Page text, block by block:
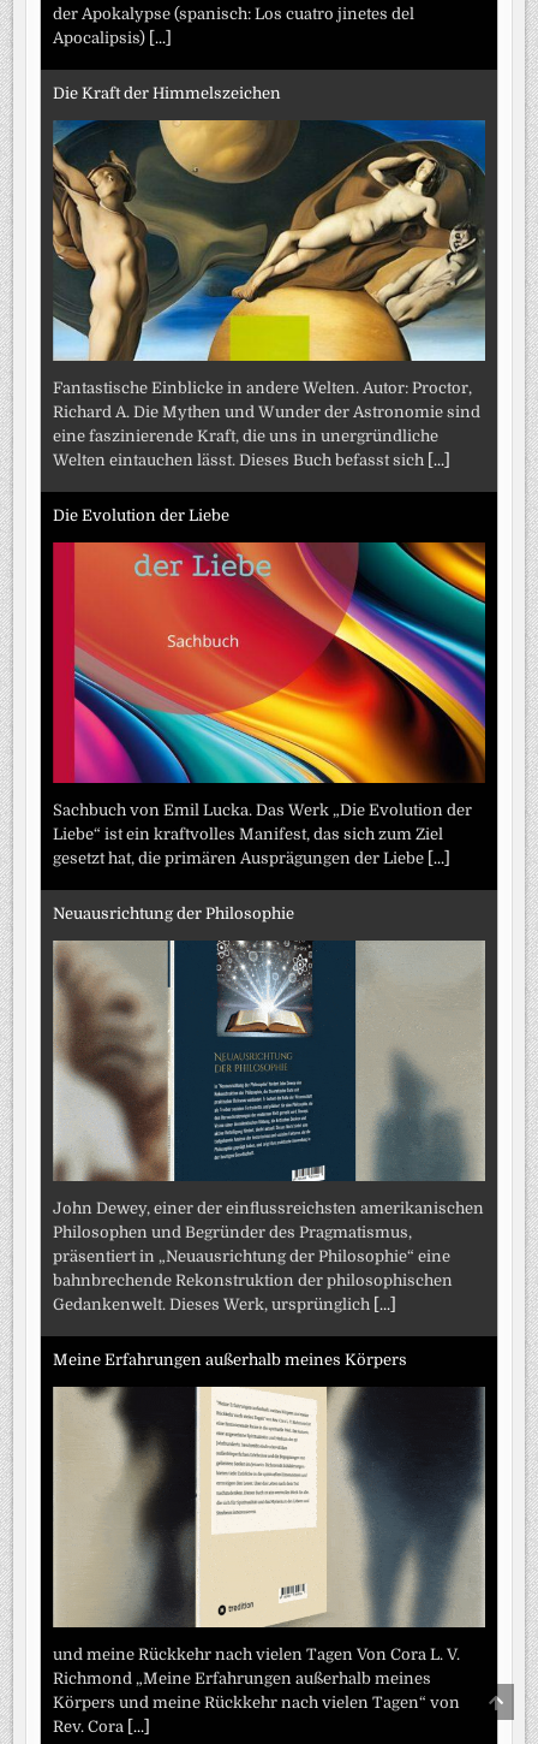
der Apokalypse (spanisch: Los cuatro jinetes del
Apocalipsis) [...]
Die Kraft der Himmelszeichen
Fantastische Einblicke in andere Welten. Autor: Proctor,
Richard A. Die Mythen und Wunder der Astronomie sind
eine faszinierende Kraft, die uns in unergründliche
Welten eintauchen lässt. Dieses Buch befasst sich
[...]
Die Evolution der Liebe
Sachbuch von Emil Lucka. Das Werk „Die Evolution der
Liebe“ ist ein kraftvolles Manifest, das sich zum Ziel
gesetzt hat, die primären Ausprägungen der Liebe [...]
Neuausrichtung der Philosophie
John Dewey, einer der einflussreichsten amerikanischen
Philosophen und Begründer des Pragmatismus,
präsentiert in „Neuausrichtung der Philosophie“ eine
bahnbrechende Rekonstruktion der philosophischen
Gedankenwelt. Dieses Werk, ursprünglich
[...]
Meine Erfahrungen außerhalb meines Körpers
und meine Rückkehr nach vielen Tagen Von Cora L. V.
Richmond „Meine Erfahrungen außerhalb meines
Körpers und meine Rückkehr nach vielen Tagen“ von
Rev. Cora
[...] TO
TOP